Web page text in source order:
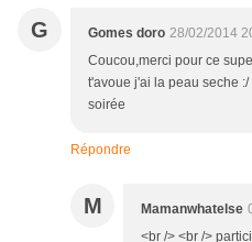
G Gomes doro 28/02/2014
Coucou,merci pour ce
t'avoue j'ai la peau seche
soirée
Répondre
M Mamanwhatelse
<br /> <br />